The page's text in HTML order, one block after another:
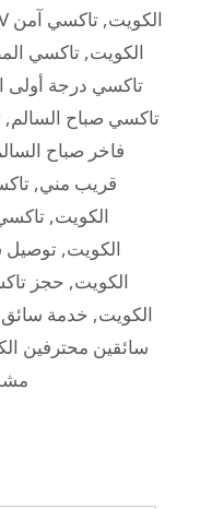
تاكسي SUV الكويت, تاكسي آمن
الكويت, تاكسي
تاكسي درجة أولى
تاكسي صباح السالم,
فاخر صباح
قريب مني,
الكويت,
الكويت, توصيل
الكويت, حجز
الكويت, خدمة
سائقين محترفين